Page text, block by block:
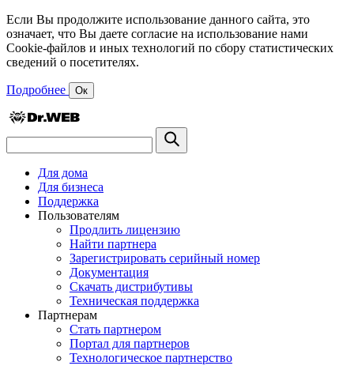
Если Вы продолжите использование данного сайта, это
означает, что Вы даете согласие на использование нами
Cookie-файлов и иных технологий по сбору статистических
сведений о посетителях.
Подробнее Ок
Для дома
Для бизнеса
Поддержка
Пользователям
Продлить лицензию
Найти партнера
Зарегистрировать серийный номер
Документация
Скачать дистрибутивы
Техническая поддержка
Партнерам
Стать партнером
Портал для партнеров
Технологическое партнерство